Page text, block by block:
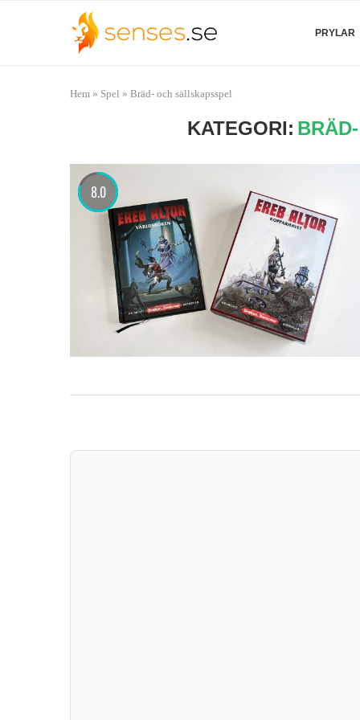
PRYLAR
Hem » Spel » Bräd- och sällskapsspel
KATEGORI:
8.0